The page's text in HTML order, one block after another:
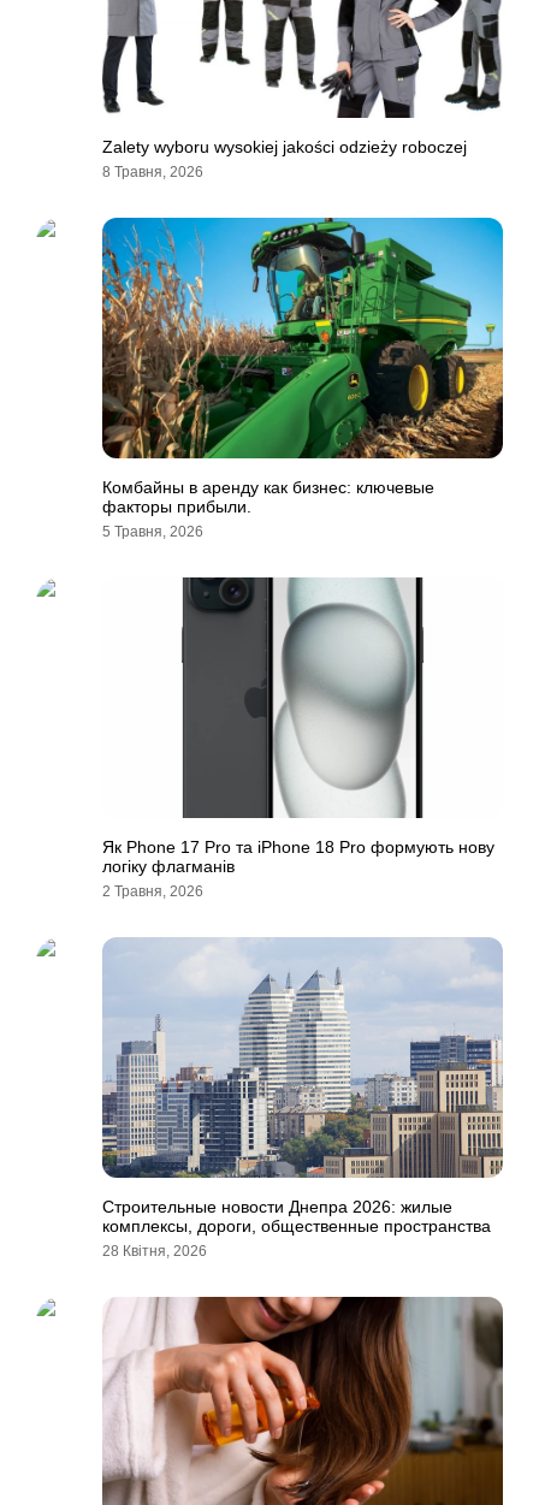
Zalety wyboru wysokiej jakości odzieży roboczej
8 Травня, 2026
Комбайны в аренду как бизнес: ключевые
факторы прибыли.
5 Травня, 2026
Як Рhone 17 Рro та iРhone 18 Рro формують нову
логіку флагманів
2 Травня, 2026
Строительные новости Днепра 2026: жилые
комплексы, дороги, общественные пространства
28 Квітня, 2026